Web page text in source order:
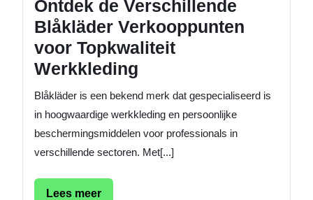
Ontdek de Verschillende
Blåkläder Verkooppunten
voor Topkwaliteit
Werkkleding
Blåkläder is een bekend merk dat gespecialiseerd is
in hoogwaardige werkkleding en persoonlijke
beschermingsmiddelen voor professionals in
verschillende sectoren. Met[...]
Lees meerLees